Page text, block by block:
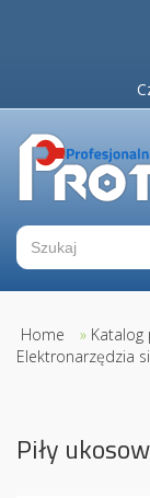
Home »
Elektronarzędzia
Piły